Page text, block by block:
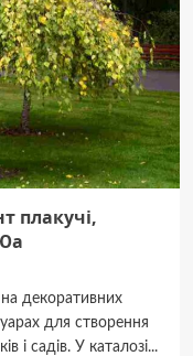
плакучі,
на декоративних
для створення
і садів. У каталозі...